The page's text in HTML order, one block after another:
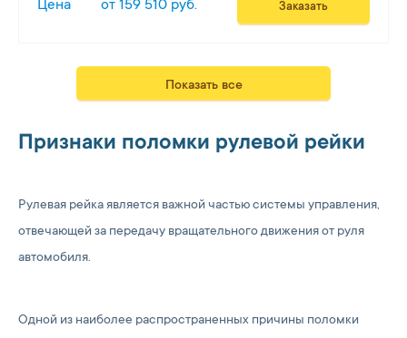
Цена от 159 510 руб. Заказать
Показать все
Признаки поломки рулевой рейки
Рулевая рейка является важной частью системы управления,
отвечающей за передачу вращательного движения от руля
автомобиля.
Одной из наиболее распространенных причины поломки